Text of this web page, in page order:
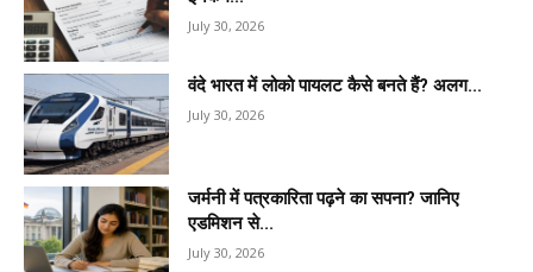
July 30, 2026
वंदे भारत में लोको पायलट कैसे बनते हैं? अलग...
July 30, 2026
जर्मनी में पत्रकारिता पढ़ने का सपना? जानिए
एडमिशन से...
July 30, 2026